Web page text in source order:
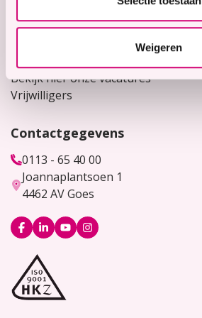
Weigeren
Voor verwijzers
Bekijk hier onze vacatures
Vrijwilligers
Contactgegevens
0113 - 65 40 00
Joannaplantsoen 1
4462 AV Goes
Logo
Facebook
Logo
LinkedIn
LogoLogo